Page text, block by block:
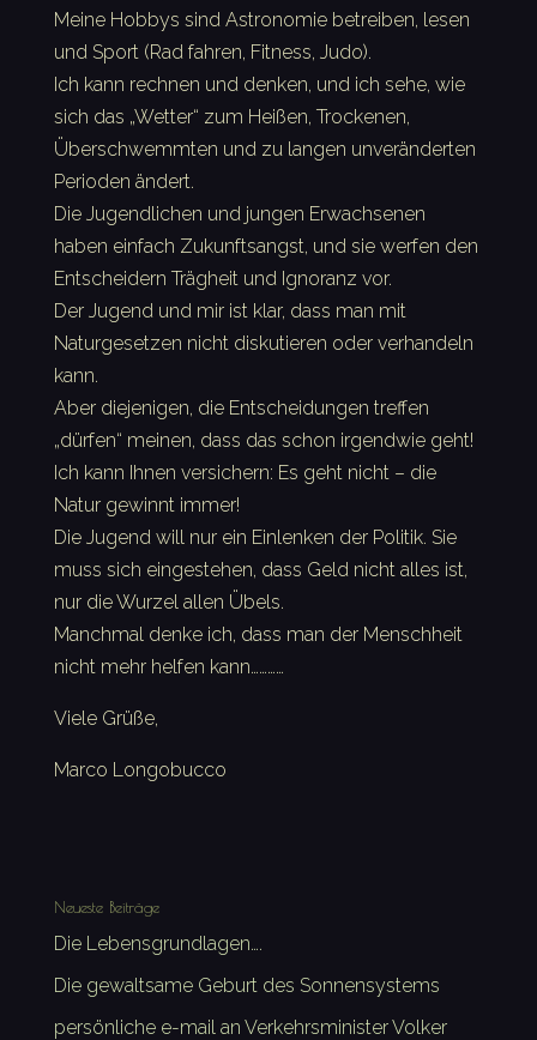
Meine Hobbys sind Astronomie betreiben, lesen
und Sport (Rad fahren, Fitness, Judo).
Ich kann rechnen und denken, und ich sehe, wie
sich das „Wetter“ zum Heißen, Trockenen,
Überschwemmten und zu langen unveränderten
Perioden ändert.
Die Jugendlichen und jungen Erwachsenen
haben einfach Zukunftsangst, und sie werfen den
Entscheidern Trägheit und Ignoranz vor.
Der Jugend und mir ist klar, dass man mit
Naturgesetzen nicht diskutieren oder verhandeln
kann.
Aber diejenigen, die Entscheidungen treffen
„dürfen“ meinen, dass das schon irgendwie geht!
Ich kann Ihnen versichern: Es geht nicht – die
Natur gewinnt immer!
Die Jugend will nur ein Einlenken der Politik. Sie
muss sich eingestehen, dass Geld nicht alles ist,
nur die Wurzel allen Übels.
Manchmal denke ich, dass man der Menschheit
nicht mehr helfen kann…………
Viele Grüße,
Marco Longobucco
Neueste Beiträge
Die Lebensgrundlagen….
Die gewaltsame Geburt des Sonnensystems
persönliche e-mail an Verkehrsminister Volker